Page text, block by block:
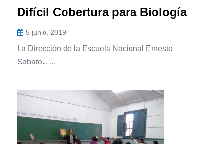
Difícil Cobertura para Biología
5 junio, 2019
La Dirección de la Escuela Nacional Ernesto
Sabato... ...